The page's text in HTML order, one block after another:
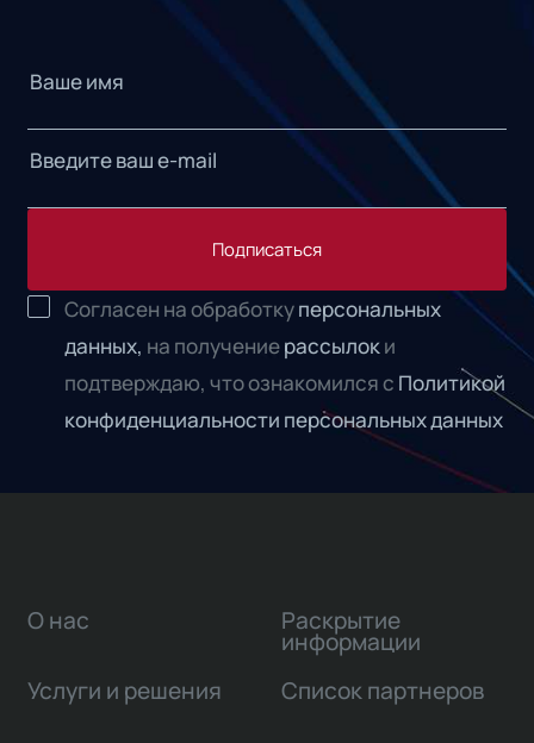
Подписаться
Согласен на обработкуперсональных
данных, на получениерассылок и
подтверждаю, что ознакомился с Политикой
конфиденциальности персональных данных
О нас
Услуги и решения
Раскрытие
информации
Список партнеров